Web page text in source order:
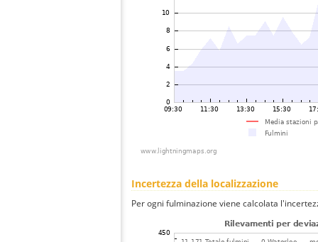
Incertezza della localizzazione
Per ogni fulminazione viene calcolata